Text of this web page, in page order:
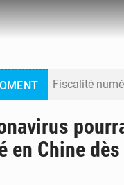
en Chine